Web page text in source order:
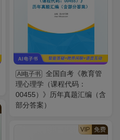
AI电子书
全国自考《教育管
理心理学（课程代码：
00455）》历年真题汇编（含
部分答案）
VIP 免费